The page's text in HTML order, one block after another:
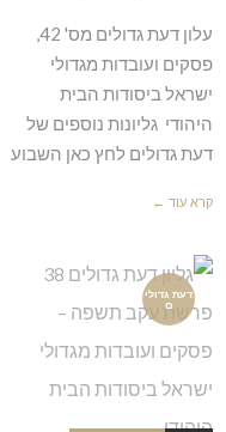
פסקים ועובדות מגדולי
ישראל ביסודות הבית
היהודי גליונות נוספים של
דעת גדולים לחץ כאן השבוע
קרא עוד ←
דעת גדולי
ם